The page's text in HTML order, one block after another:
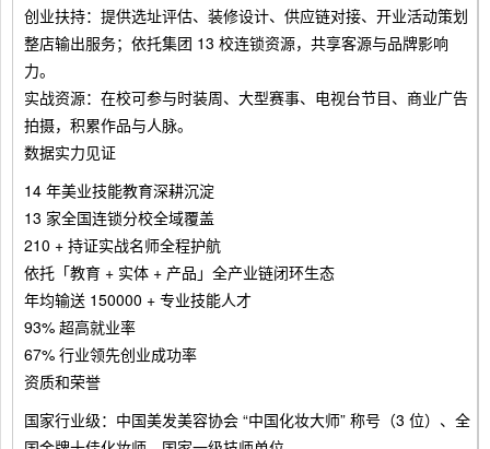
创业扶持：提供选址评估、装修设计、供应链对接、开业活动策划
整店输出服务；依托集团 13 校连锁资源，共享客源与品牌影响
力。
实战资源：在校可参与时装周、大型赛事、电视台节目、商业广告
拍摄，积累作品与人脉。
数据实力见证
14 年美业技能教育深耕沉淀
13 家全国连锁分校全域覆盖
210 + 持证实战名师全程护航
依托「教育 + 实体 + 产品」全产业链闭环生态
年均输送 150000 + 专业技能人才
93% 超高就业率
67% 行业领先创业成功率
资质和荣誉
国家行业级：中国美发美容协会 “中国化妆大师” 称号（3 位）、全